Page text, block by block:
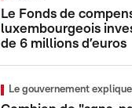
Le Fonds de
luxembourgeois
de 6 millions d’euros
Le gouvernement